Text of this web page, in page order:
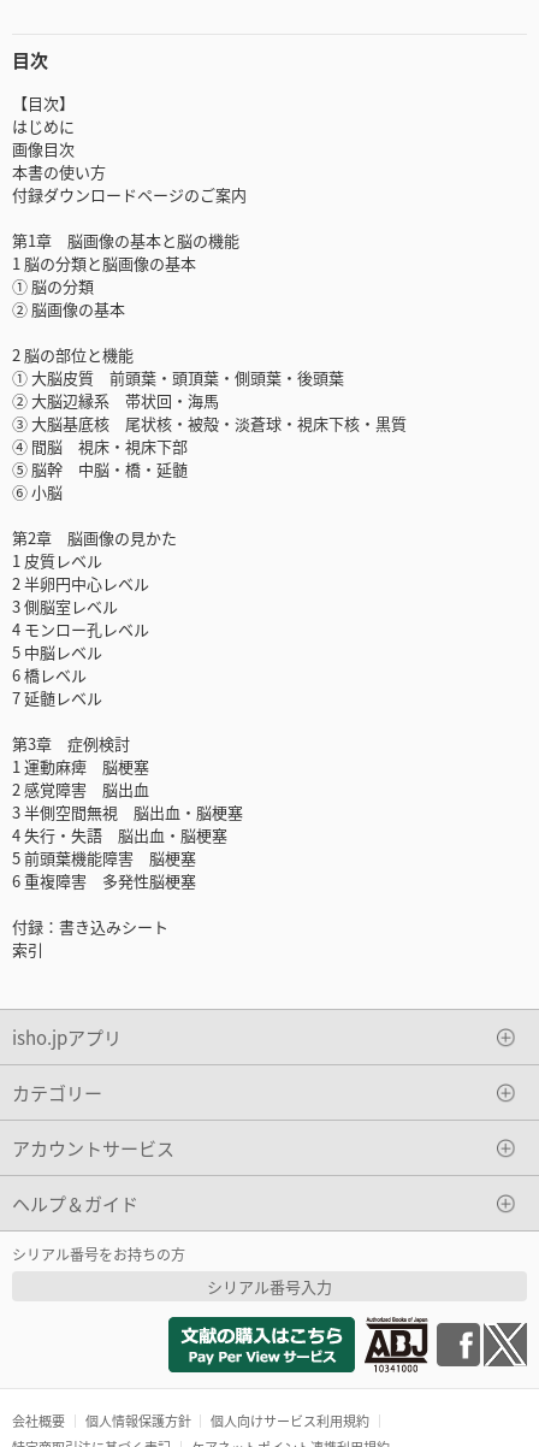
目次
【目次】
はじめに
画像目次
本書の使い方
付録ダウンロードページのご案内
第1章 脳画像の基本と脳の機能
1 脳の分類と脳画像の基本
① 脳の分類
② 脳画像の基本
2 脳の部位と機能
① 大脳皮質 前頭葉・頭頂葉・側頭葉・後頭葉
② 大脳辺縁系 帯状回・海馬
③ 大脳基底核 尾状核・被殻・淡蒼球・視床下核・黒質
④ 間脳 視床・視床下部
⑤ 脳幹 中脳・橋・延髄
⑥ 小脳
第2章 脳画像の見かた
1 皮質レベル
2 半卵円中心レベル
3 側脳室レベル
4 モンロー孔レベル
5 中脳レベル
6 橋レベル
7 延髄レベル
第3章 症例検討
1 運動麻痺 脳梗塞
2 感覚障害 脳出血
3 半側空間無視 脳出血・脳梗塞
4 失行・失語 脳出血・脳梗塞
5 前頭葉機能障害 脳梗塞
6 重複障害 多発性脳梗塞
付録：書き込みシート
索引
isho.jpアプリ
カテゴリー
アカウントサービス
ヘルプ＆ガイド
シリアル番号をお持ちの方
シリアル番号入力
会社概要 個人情報保護方針
個人向けサービス利用規約